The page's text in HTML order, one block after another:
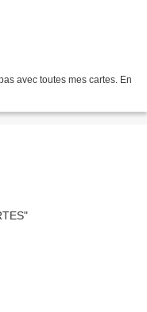
avec toutes mes cartes. En